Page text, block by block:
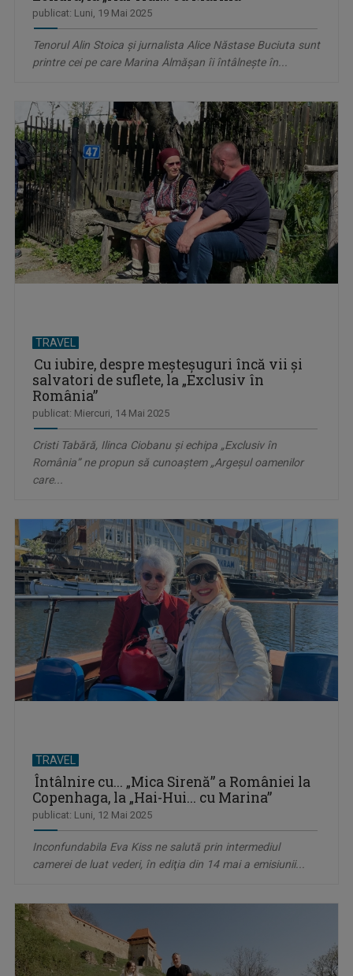
publicat: Luni, 19 Mai 2025
Tenorul Alin Stoica şi jurnalista Alice Năstase Buciuta sunt
printre cei pe care Marina Almăşan îi întâlneşte în...
TRAVEL
Cu iubire, despre meşteşuguri încă vii şi
salvatori de suflete, la „Exclusiv în
România”
publicat: Miercuri, 14 Mai 2025
Cristi Tabără, Ilinca Ciobanu şi echipa „Exclusiv în
România” ne propun să cunoaştem „Argeșul oamenilor
care...
TRAVEL
Întâlnire cu... „Mica Sirenă” a României la
Copenhaga, la „Hai-Hui... cu Marina”
publicat: Luni, 12 Mai 2025
Inconfundabila Eva Kiss ne salută prin intermediul
camerei de luat vederi, în ediţia din 14 mai a emisiunii...